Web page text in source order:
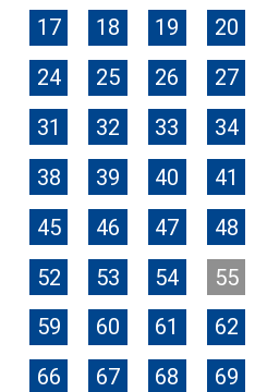
17
18 19 20
24
25 26 27
31
32 33 34
38
39 40 41
45
46 47 48
52
53 54 55
59
60 61 62
66
67 68 69